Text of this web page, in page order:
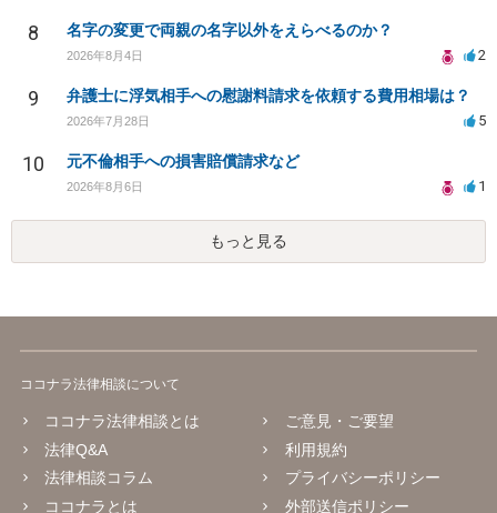
8 名字の変更で両親の名字以外をえらべるのか？
2026年8月4日 2
9 弁護士に浮気相手への慰謝料請求を依頼する費用相場は？
2026年7月28日 5
10 元不倫相手への損害賠償請求など
2026年8月6日 1
もっと見る
ココナラ法律相談について
ココナラ法律相談とは
法律Q&A
法律相談コラム
ココナラとは
ご意見・ご要望
利用規約
プライバシーポリシー
外部送信ポリシー